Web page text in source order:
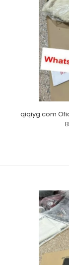
qiqiyg.com